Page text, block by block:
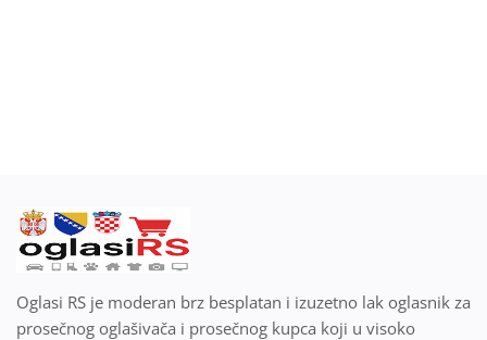
Oglasi RS je moderan brz besplatan i izuzetno lak oglasnik za
prosečnog oglašivača i prosečnog kupca koji u visoko